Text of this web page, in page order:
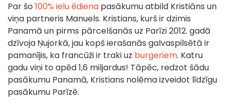
Par šo 100% ielu ēdiena pasākumu atbild Kristiāns un
viņa partneris Manuels. Kristians, kurš ir dzimis
Panamā un pirms pārcelšanās uz Parīzi 2012. gadā
dzīvoja Ņujorkā, jau kopš ierašanās galvaspilsētā ir
pamanījis, ka francūži ir traki uz burgeriem. Katru
gadu viņi to apēd 1,6 miljardus! Tāpēc, redzot šādu
pasākumu Panamā, Kristians nolēma izveidot līdzīgu
pasākumu Parīzē.